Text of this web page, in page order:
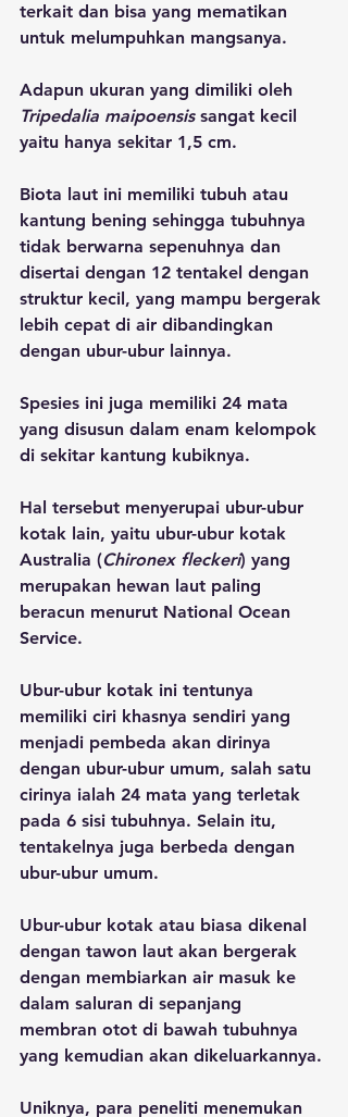
terkait dan bisa yang mematikan
untuk melumpuhkan mangsanya.
Adapun ukuran yang dimiliki oleh
Tripedalia maipoensis sangat kecil
yaitu hanya sekitar 1,5 cm.
Biota laut ini memiliki tubuh atau
kantung bening sehingga tubuhnya
tidak berwarna sepenuhnya dan
disertai dengan 12 tentakel dengan
struktur kecil, yang mampu bergerak
lebih cepat di air dibandingkan
dengan ubur-ubur lainnya.
Spesies ini juga memiliki 24 mata
yang disusun dalam enam kelompok
di sekitar kantung kubiknya.
Hal tersebut menyerupai ubur-ubur
kotak lain, yaitu ubur-ubur kotak
Australia (Chironex fleckeri) yang
merupakan hewan laut paling
beracun menurut National Ocean
Service.
Ubur-ubur kotak ini tentunya
memiliki ciri khasnya sendiri yang
menjadi pembeda akan dirinya
dengan ubur-ubur umum, salah satu
cirinya ialah 24 mata yang terletak
pada 6 sisi tubuhnya. Selain itu,
tentakelnya juga berbeda dengan
ubur-ubur umum.
Ubur-ubur kotak atau biasa dikenal
dengan tawon laut akan bergerak
dengan membiarkan air masuk ke
dalam saluran di sepanjang
membran otot di bawah tubuhnya
yang kemudian akan dikeluarkannya.
Uniknya, para peneliti menemukan